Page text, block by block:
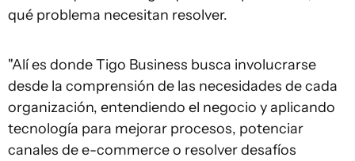
qué problema necesitan resolver.
"Alí es donde Tigo Business busca involucrarse
desde la comprensión de las necesidades de cada
organización, entendiendo el negocio y aplicando
tecnología para mejorar procesos, potenciar
canales de e-commerce o resolver desafíos